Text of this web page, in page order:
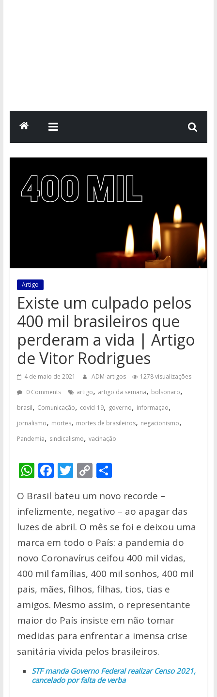
Artigo
Existe um culpado pelos
400 mil brasileiros que
perderam a vida | Artigo
de Vitor Rodrigues
4 de maio de 2021 ADM-artigos
1278 visualizações
0 Comments
artigo, artigo da semana, bolsonaro,
brasil, Comunicação, covid-19, governo, informaçao,
jornalismo, mortes, mortes de brasileiros, negacionismo,
Pandemia, sindicalismo, vacinação
W
at
s
A
p
p
F
e
b
o
o
k
T
itt
er
C
p
y
Li
n
k
S
ar
e
O Brasil bateu um novo recorde –
infelizmente, negativo – ao apagar das
luzes de abril. O mês se foi e deixou uma
marca em todo o País: a pandemia do
novo Coronavírus ceifou 400 mil vidas,
400 mil famílias, 400 mil sonhos, 400 mil
pais, mães, filhos, filhas, tios, tias e
amigos. Mesmo assim, o representante
maior do País insiste em não tomar
medidas para enfrentar a imensa crise
sanitária vivida pelos brasileiros.
STF manda Governo Federal realizar Censo 2021,
cancelado por falta de verba